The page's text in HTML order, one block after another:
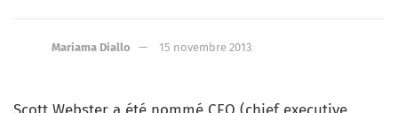
Mariama Diallo 15 novembre 2013